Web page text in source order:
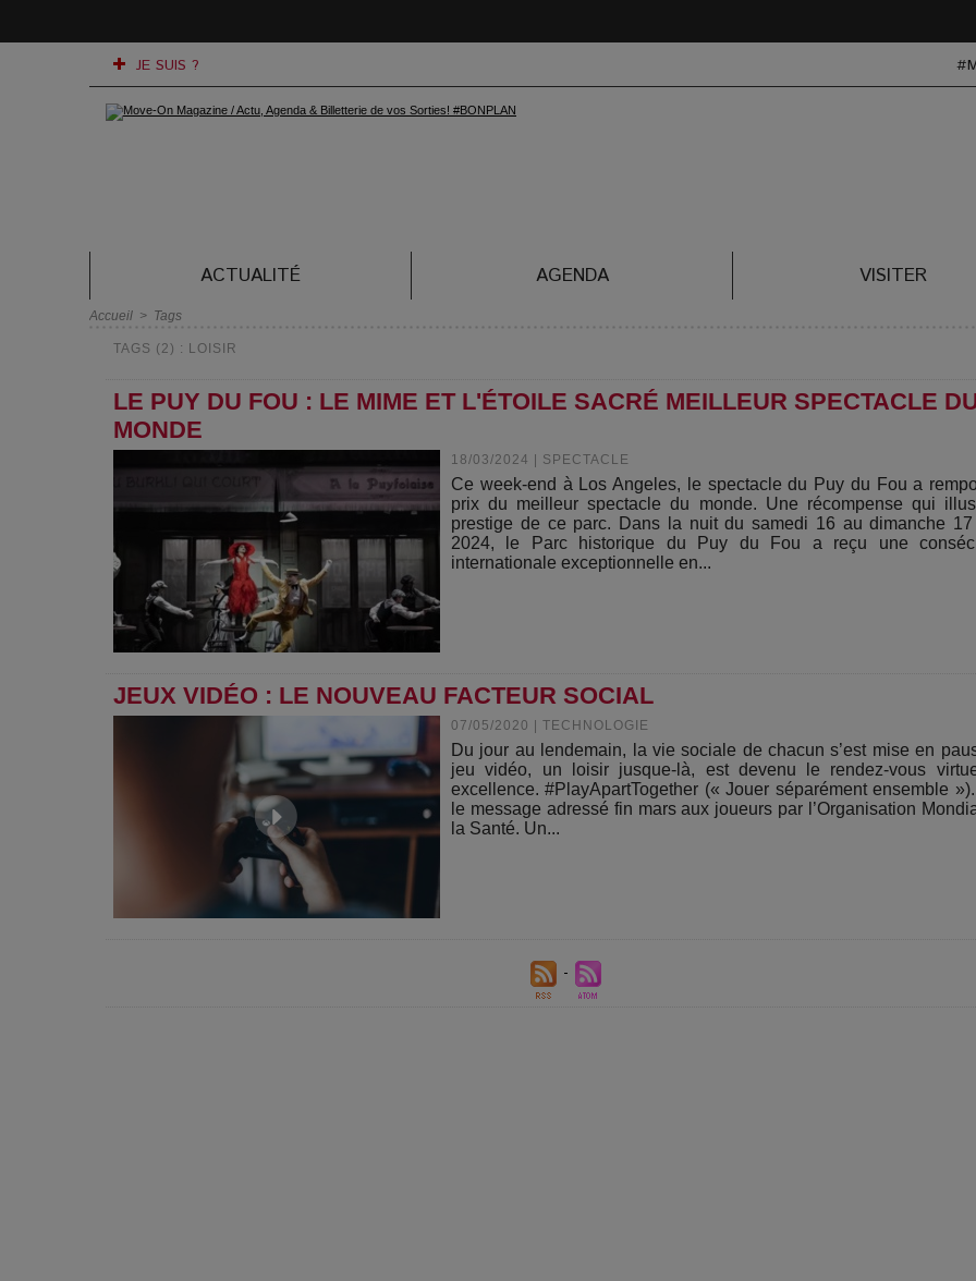
JE SUIS ?
ACTUALITÉ AGENDA VISITER
Accueil > Tags
TAGS (2) : LOISIR
LE PUY DU FOU : LE MIME ET L'ÉTOILE SACRÉ MEILLEUR SPECTACLE
MONDE
18/03/2024 SPECTACLE
Ce week-end à Los Angeles, le spectacle du Puy du Fou a
prix du meilleur spectacle du monde. Une récompense qui
prestige de ce parc. Dans la nuit du samedi 16 au dimanche 17
2024, le Parc historique du Puy du Fou a reçu une
internationale exceptionnelle en...
JEUX VIDÉO : LE NOUVEAU FACTEUR SOCIAL
07/05/2020 TECHNOLOGIE
Du jour au lendemain, la vie sociale de chacun s’est mise en
jeu vidéo, un loisir jusque-là, est devenu le rendez-vous
excellence. #PlayApartTogether (« Jouer séparément ensemble
le message adressé fin mars aux joueurs par l’Organisation
la Santé. Un...